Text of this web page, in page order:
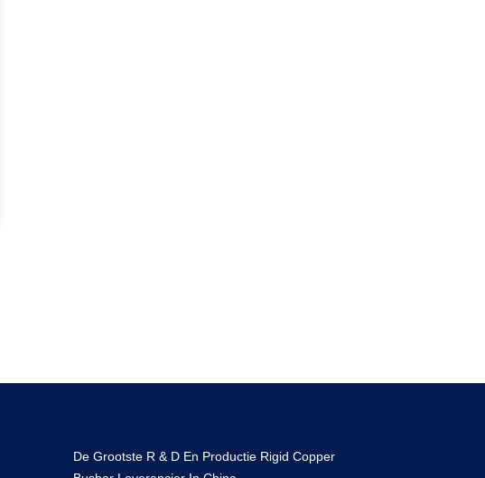
De Grootste R & D En Productie Rigid Copper